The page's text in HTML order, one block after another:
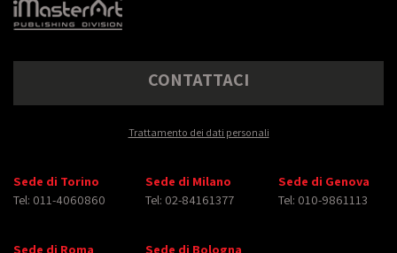
CONTATTACI
Trattamento dei dati personali
Sede di Torino
Tel: 011-4060860
Sede di Milano
Tel: 02-84161377
Sede di Genova
Tel: 010-9861113
Sede di Roma Sede di Bologna